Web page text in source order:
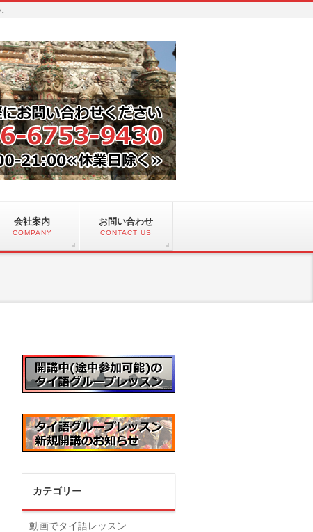
会社案内
COMPANY
お問い合わせ
CONTACT US
カテゴリー
動画でタイ語レッスン